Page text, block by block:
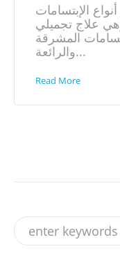
الإبتسامات
علاج تجميلي
المشرقة
والرائعة...
Read More